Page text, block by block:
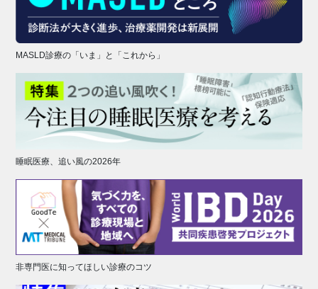
MASLD診療の「いま」と「これから」
睡眠医療、追い風の2026年
非専門医に知ってほしい診療のコツ